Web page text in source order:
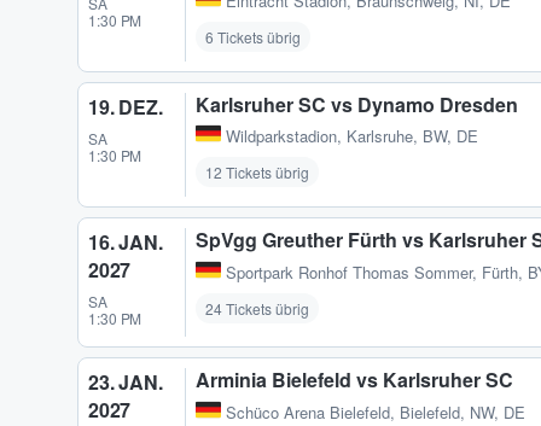
1:30 PM
6 Tickets übrig
19. DEZ.
SA
1:30 PM
Karlsruher SC vs Dynamo Dresden
Wildparkstadion, Karlsruhe, BW, DE
12 Tickets übrig
16. JAN.
2027
SA
1:30 PM
SpVgg Greuther Fürth vs Karlsruher
Sportpark Ronhof Thomas Sommer, Fürth,
24 Tickets übrig
23. JAN.
2027
Arminia Bielefeld vs Karlsruher SC
Schüco Arena Bielefeld, Bielefeld, NW, DE